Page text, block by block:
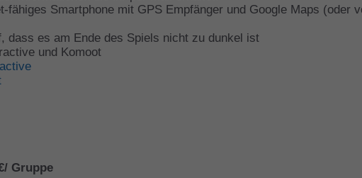
fähiges Smartphone mit GPS Empfänger und Google Maps (oder
dass es am Ende des Spiels nicht zu dunkel ist
und Komoot
Gruppe